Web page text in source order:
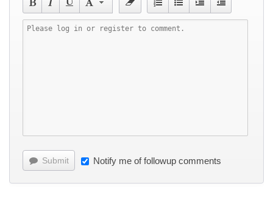
Submit Notify me of followup comments